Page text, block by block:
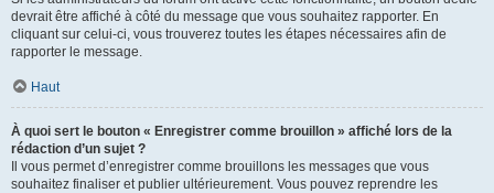
devrait être affiché à côté du message que vous souhaitez rapporter. En
cliquant sur celui-ci, vous trouverez toutes les étapes nécessaires afin de
rapporter le message.
Haut
À quoi sert le bouton « Enregistrer comme brouillon » affiché lors de la
rédaction d’un sujet ?
Il vous permet d’enregistrer comme brouillons les messages que vous
souhaitez finaliser et publier ultérieurement. Vous pouvez reprendre les